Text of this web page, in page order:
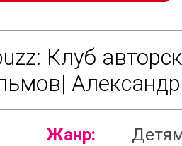
Клуб
Александр
Жанр: